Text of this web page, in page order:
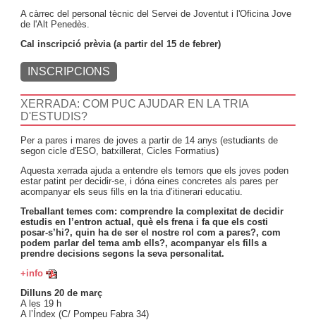
A càrrec del personal tècnic del Servei de Joventut i l'Oficina Jove
de l'Alt Penedès.
Cal inscripció prèvia (a partir del 15 de febrer)
INSCRIPCIONS
XERRADA: COM PUC AJUDAR EN LA TRIA
D'ESTUDIS?
Per a pares i mares de joves a partir de 14 anys (estudiants de
segon cicle d'ESO, batxillerat, Cicles Formatius)
Aquesta xerrada ajuda a entendre els temors que els joves poden
estar patint per decidir-se, i dóna eines concretes als pares per
acompanyar els seus fills en la tria d’itinerari educatiu.
Treballant temes com: comprendre la complexitat de decidir
estudis en l’entron actual, què els frena i fa que els costi
posar-s’hi?, quin ha de ser el nostre rol com a pares?, com
podem parlar del tema amb ells?, acompanyar els fills a
prendre decisions segons la seva personalitat.
+info
Dilluns 20 de març
A les 19 h
A l’Índex (C/ Pompeu Fabra 34)